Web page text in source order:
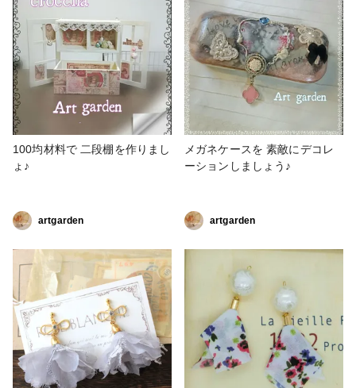
く取り、サイドから見ても綺麗
な靴のデザインを損なわないよ
うにしています。 幅広なの
で、シューズバンドにかかる力
が分散され、長時間履いていて
もバンド部分が痛くならないよ
うにしました。 #シューズバン
ド #シューズアクセサリー
#レース #ファンれぽ_Tokaiグ
える。 涼しい #販売中 #手作り
マスク #夏用マスク #立体マ
スク #ソーイング #レースマ
スク #レース
100均材料で 二段棚を作りまし
ょ♪
artgarden
メガネケースを 素敵にデコレ
ーションしましょう♪
artgarden